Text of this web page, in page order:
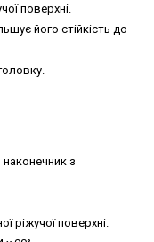
поверхні.
його стійкість до
з
ріжучої поверхні.